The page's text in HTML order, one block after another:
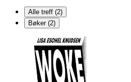
Alle treff (2)
Bøker (2)